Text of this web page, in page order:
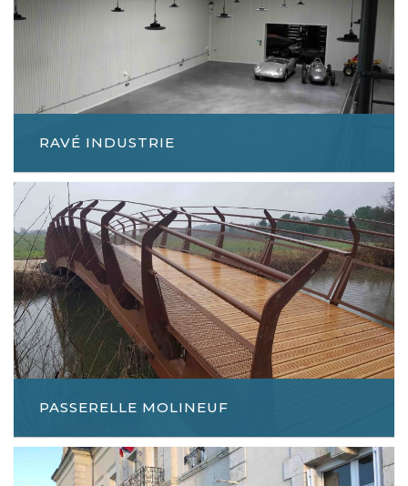
RAVÉ INDUSTRIE
PASSERELLE MOLINEUF